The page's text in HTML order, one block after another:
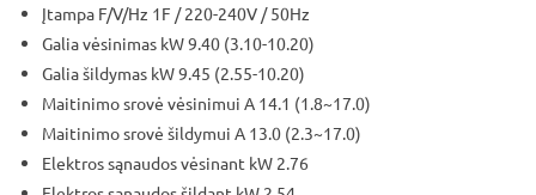
Įtampa F/V/Hz 1F / 220-240V / 50Hz
Galia vėsinimas kW 9.40 (3.10-10.20)
Galia šildymas kW 9.45 (2.55-10.20)
Maitinimo srovė vėsinimui A 14.1 (1.8~17.0)
Maitinimo srovė šildymui A 13.0 (2.3~17.0)
Elektros sąnaudos vėsinant kW 2.76